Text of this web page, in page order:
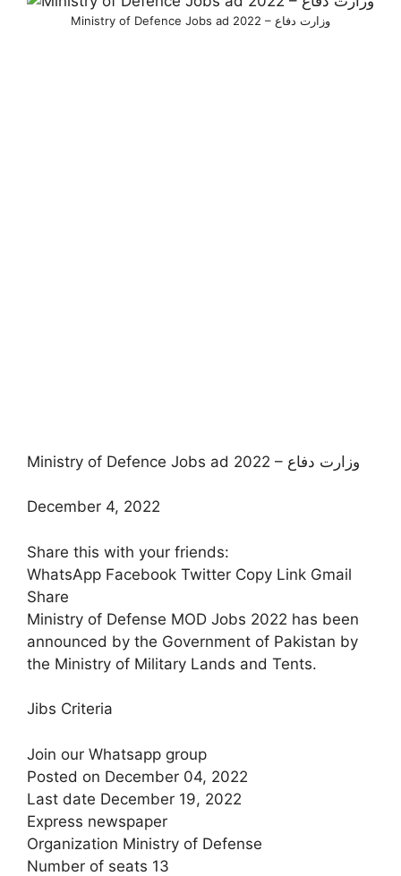
Ministry of Defence Jobs ad 2022 – وزارت دفاع
Ministry of Defence Jobs ad 2022 – وزارت دفاع
December 4, 2022
Share this with your friends:
WhatsApp Facebook Twitter Copy Link Gmail
Share
Ministry of Defense MOD Jobs 2022 has been
announced by the Government of Pakistan by
the Ministry of Military Lands and Tents.
Jibs Criteria
Join our Whatsapp group
Posted on December 04, 2022
Last date December 19, 2022
Express newspaper
Organization Ministry of Defense
Number of seats 13